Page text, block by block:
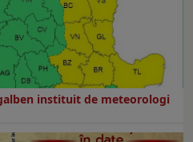
instituit de meteorologi